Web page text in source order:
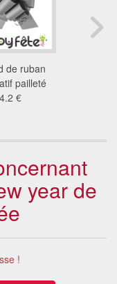
de ruban
pailleté
4.2 €
year de
!